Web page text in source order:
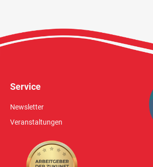
Service
Newsletter
Veranstaltungen